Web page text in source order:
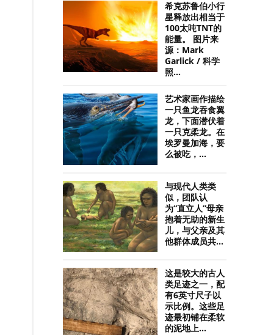
希克苏鲁伯小行
星释放出相当于
100太吨TNT的
能量。 图片来
源：Mark
Garlick / 科学
照...
艺术家画作描绘
一只鱼龙吞食翼
龙，下面潜伏着
一只克柔龙。在
埃罗曼加海，要
么被吃，...
与现代人类类
似，团队认
为“直立人”母亲
抱着无助的新生
儿，与父亲及其
他群体成员共...
这是较大的古人
类足迹之一，配
有6英寸尺子以
示比例。这些足
迹最初铺在柔软
的泥地上...